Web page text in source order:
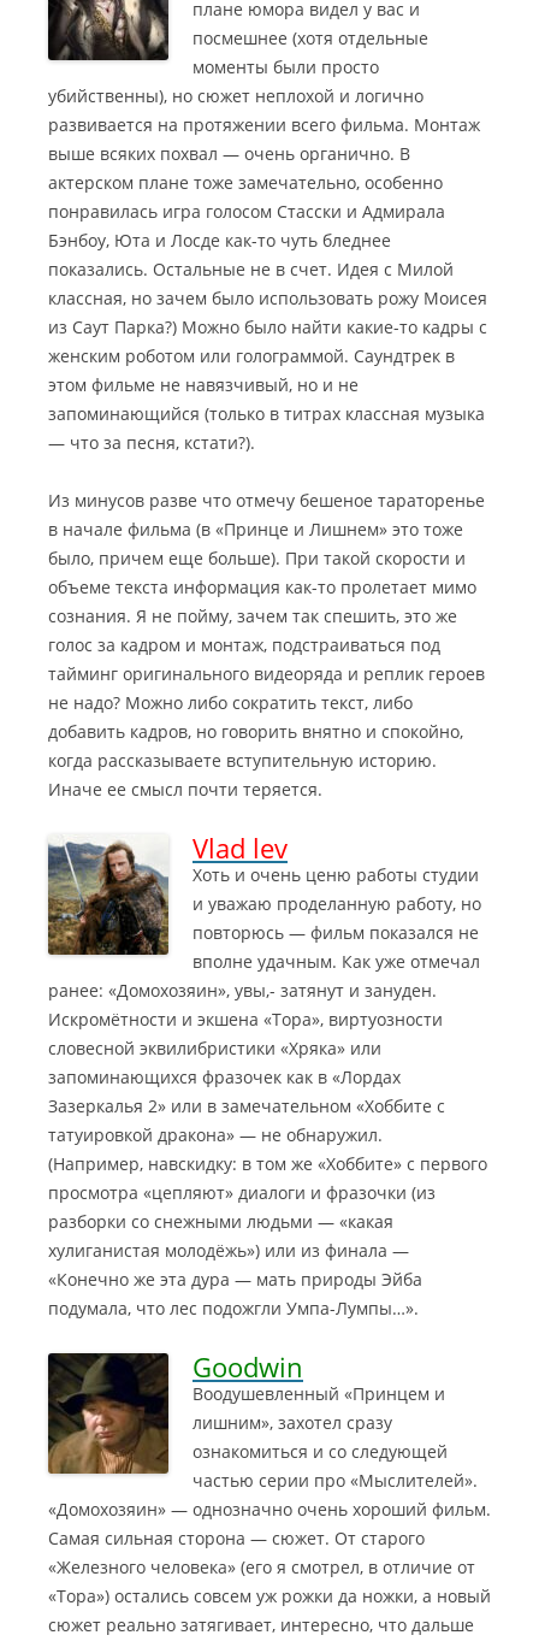
плане юмора видел у вас и
посмешнее (хотя отдельные
моменты были просто
убийственны), но сюжет неплохой и логично
развивается на протяжении всего фильма. Монтаж
выше всяких похвал — очень органично. В
актерском плане тоже замечательно, особенно
понравилась игра голосом Стасски и Адмирала
Бэнбоу, Юта и Лосде как-то чуть бледнее
показались. Остальные не в счет. Идея с Милой
классная, но зачем было использовать рожу Моисея
из Саут Парка?) Можно было найти какие-то кадры с
женским роботом или голограммой. Саундтрек в
этом фильме не навязчивый, но и не
запоминающийся (только в титрах классная музыка
— что за песня, кстати?).
Из минусов разве что отмечу бешеное тараторенье
в начале фильма (в «Принце и Лишнем» это тоже
было, причем еще больше). При такой скорости и
объеме текста информация как-то пролетает мимо
сознания. Я не пойму, зачем так спешить, это же
голос за кадром и монтаж, подстраиваться под
тайминг оригинального видеоряда и реплик героев
не надо? Можно либо сократить текст, либо
добавить кадров, но говорить внятно и спокойно,
когда рассказываете вступительную историю.
Иначе ее смысл почти теряется.
Vlad lev
Хоть и очень ценю работы студии
и уважаю проделанную работу, но
повторюсь — фильм показался не
вполне удачным. Как уже отмечал
ранее: «Домохозяин», увы,- затянут и зануден.
Искромётности и экшена «Тора», виртуозности
словесной эквилибристики «Хряка» или
запоминающихся фразочек как в «Лордах
Зазеркалья 2» или в замечательном «Хоббите с
татуировкой дракона» — не обнаружил.
(Например, навскидку: в том же «Хоббите» с первого
просмотра «цепляют» диалоги и фразочки (из
разборки со снежными людьми — «какая
хулиганистая молодёжь») или из финала —
«Конечно же эта дура — мать природы Эйба
подумала, что лес подожгли Умпа-Лумпы…».
Goodwin
Воодушевленный «Принцем и
лишним», захотел сразу
ознакомиться и со следующей
частью серии про «Мыслителей».
«Домохозяин» — однозначно очень хороший фильм.
Самая сильная сторона — сюжет. От старого
«Железного человека» (его я смотрел, в отличие от
«Тора») остались совсем уж рожки да ножки, а новый
сюжет реально затягивает, интересно, что дальше